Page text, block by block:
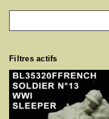
Filtres actifs